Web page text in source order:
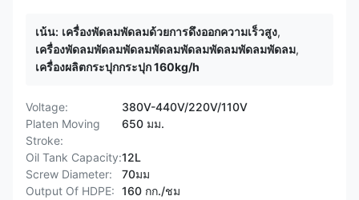
เน้น: เครื่องพัดลมพัดลมด้วยการดึงออกความเร็วสูง,
เครื่องพัดลมพัดลมพัดลมพัดลมพัดลมพัดลมพัดลมพัดลม,
เครื่องผลิตกระปุกกระปุก 160kg/h
Voltage:
380V-440V/220V/110V
Platen Moving
Stroke:
650 มม.
Oil Tank Capacity:12L
Screw Diameter:
70มม
Output Of HDPE: 160 กก./ชม